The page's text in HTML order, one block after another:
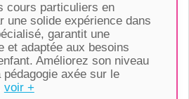
cours particuliers en
une solide expérience dans
garantit une
et adaptée aux besoins
Améliorez son niveau
axée sur le
voir +